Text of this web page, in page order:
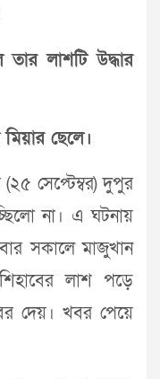
লাশটি উদ্ধার
ছেলে।
(২৫ সেপ্টেম্বর) দুপুর
না। এ ঘটনায়
সকালে মাজুখান
লাশ পড়ে
দেয়। খবর পেয়ে